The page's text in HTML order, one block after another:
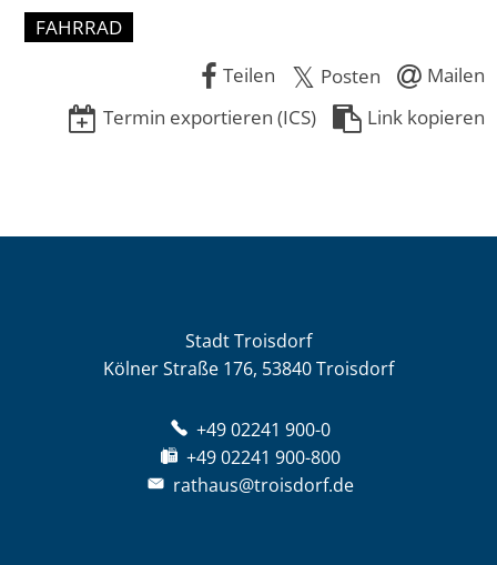
FAHRRAD
Teilen
Posten
Mailen
Termin exportieren (ICS)
Link kopieren
Stadt Troisdorf
Kölner Straße 176, 53840 Troisdorf
+49 02241 900-0
+49 02241 900-800
rathaus@troisdorf.de